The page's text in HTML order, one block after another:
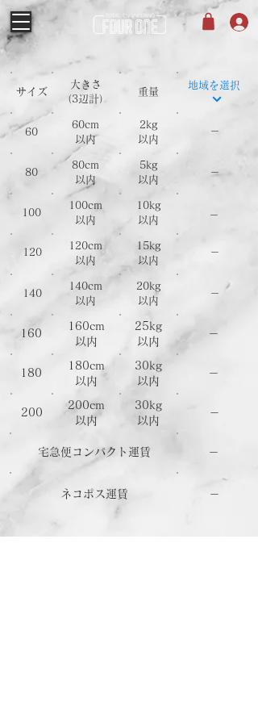
地域を選択
サイズ
大きさ
​（3辺計）
重量
60
60cm
以内
－
2kg
以内
80
100
80cm
以内
100cm
以内
－
－
5kg
以内
10kg
以内
120
120cm
以内
－
15kg
以内
140
140cm
以内
－
20kg
以内
160
180
160cm
以内
180cm
以内
－
25 kg
以内
30 kg
以内
200
200cm
以内
30kg
​以内
－
－
宅急便コンパクト運賃 －
ネコポス運賃 －